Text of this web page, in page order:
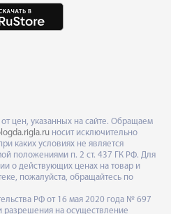
от цен, указанных на сайте. Обращаем
носит исключительно
каких условиях не является
положениями п. 2 ст. 437 ГК РФ. Для
о действующих ценах на товар и
пожалуйста, обращайтесь по
РФ от 16 мая 2020 года № 697
на осуществление